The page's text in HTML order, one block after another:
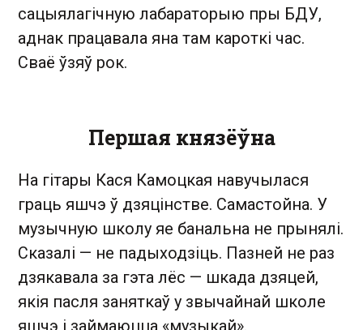
сацыялагічную лабараторыю пры БДУ,
аднак працавала яна там кароткі час.
Сваё ўзяў рок.
Першая князёўна
На гітары Кася Камоцкая навучылася
граць яшчэ ў дзяцінстве. Самастойна. У
музычную школу яе банальна не прынялі.
Сказалі — не падыходзіць. Пазней не раз
дзякавала за гэта лёс — шкада дзяцей,
якія пасля заняткаў у звычайнай школе
яшчэ і займаюцца «музыкай».